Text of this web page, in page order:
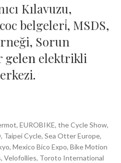
Kılavuzu,
coc belgeleri̇, MSDS,
, Sorun
gelen elektrikli
.
EUROBIKE, the Cycle Show,
Taipei Cycle, Sea Otter Europe,
Mexico Bico Expo, Bike Motion
Velofollies, Toroto International